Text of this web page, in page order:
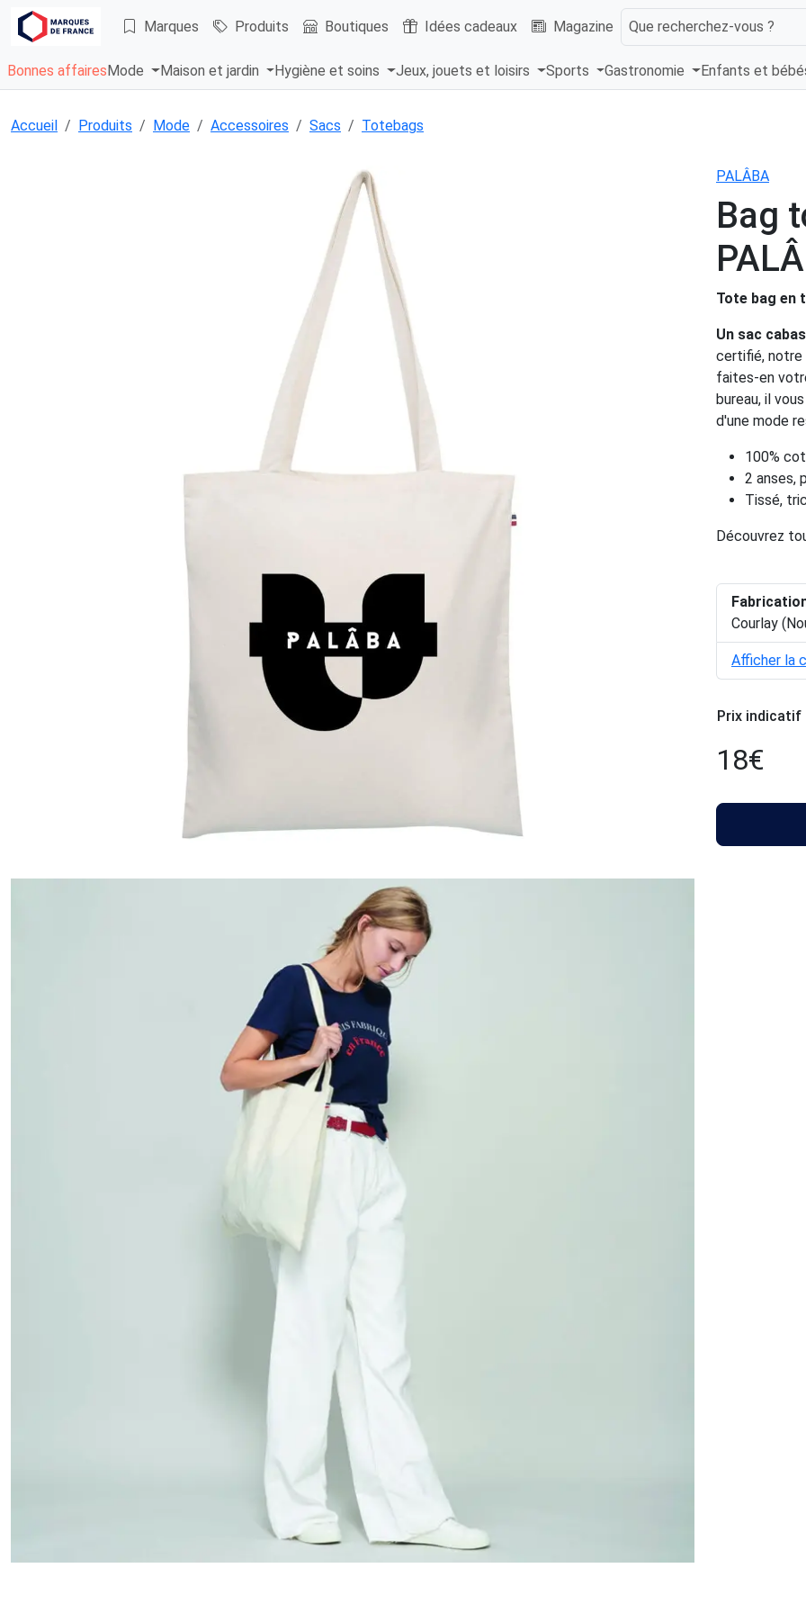
Marques Produits Boutiques Idées cadeaux Magazine Que recherchez-vous ?
Bonnes affaires Mode Maison et jardin Hygiène et soins Jeux, jouets et loisirs Sports Gastronomie Enfants et
Accueil Produits Mode Accessoires Sacs Totebags
PALÂBA
Bag
Tote bag en
Un sac
certifié, notre
faites-en
bureau, il
d'une mode
100%
2 anses,
Tissé,
Découvrez
Courlay
Afficher la
Prix indicatif
18€